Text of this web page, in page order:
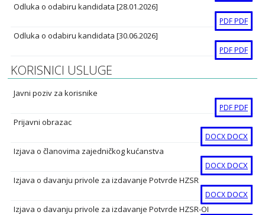
Odluka o odabiru kandidata [28.01.2026]
PDFPDF
Odluka o odabiru kandidata [30.06.2026]
PDFPDF
KORISNICI USLUGE
Javni poziv za korisnike
PDFPDF
Prijavni obrazac
DOCXDOCX
Izjava o članovima zajedničkog kućanstva
DOCXDOCX
Izjava o davanju privole za izdavanje Potvrde HZSR
DOCXDOCX
Izjava o davanju privole za izdavanje Potvrde HZSR-OI